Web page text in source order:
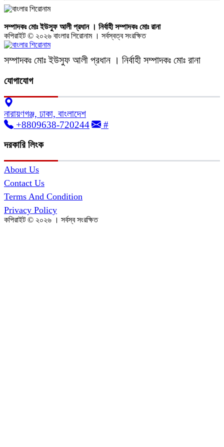
সম্পাদকঃ মোঃ ইউসুফ আলী প্রধান । নির্বাহী সম্পাদকঃ মোঃ রানা
কপিরাইট © ২০২৬ বাংলার শিরোনাম । সর্বস্বত্ব সংরক্ষিত
সম্পাদকঃ মোঃ ইউসুফ আলী প্রধান । নির্বাহী সম্পাদকঃ মোঃ রানা
যোগাযোগ
নারায়ণগঞ্জ, ঢাকা, বাংলাদেশ
+8809638-720244
#
দরকারি লিংক
About Us
Contact Us
Terms And Condition
Privacy Policy
কপিরাইট © ২০২৬ । সর্বস্ব সংরক্ষিত